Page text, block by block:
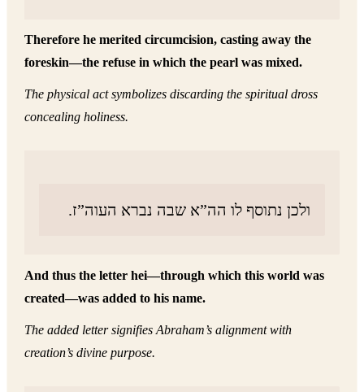
Therefore he merited circumcision, casting away the
foreskin—the refuse in which the pearl was mixed.
The physical act symbolizes discarding the spiritual dross
concealing holiness.
ולכן נתוסף לו הה”א שבה נברא העוה”ז.
And thus the letter hei—through which this world was
created—was added to his name.
The added letter signifies Abraham’s alignment with
creation’s divine purpose.